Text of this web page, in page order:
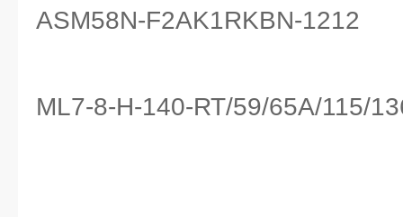
ASM58N-F2AK1RKBN-1212
ML7-8-H-140-RT/59/65A/115/